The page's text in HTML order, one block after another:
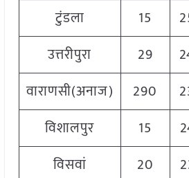
टुंडला
15
उत्तरीपुरा
29
वाराणसी(अनाज)
290
विशालपुर
15
विसवां
20